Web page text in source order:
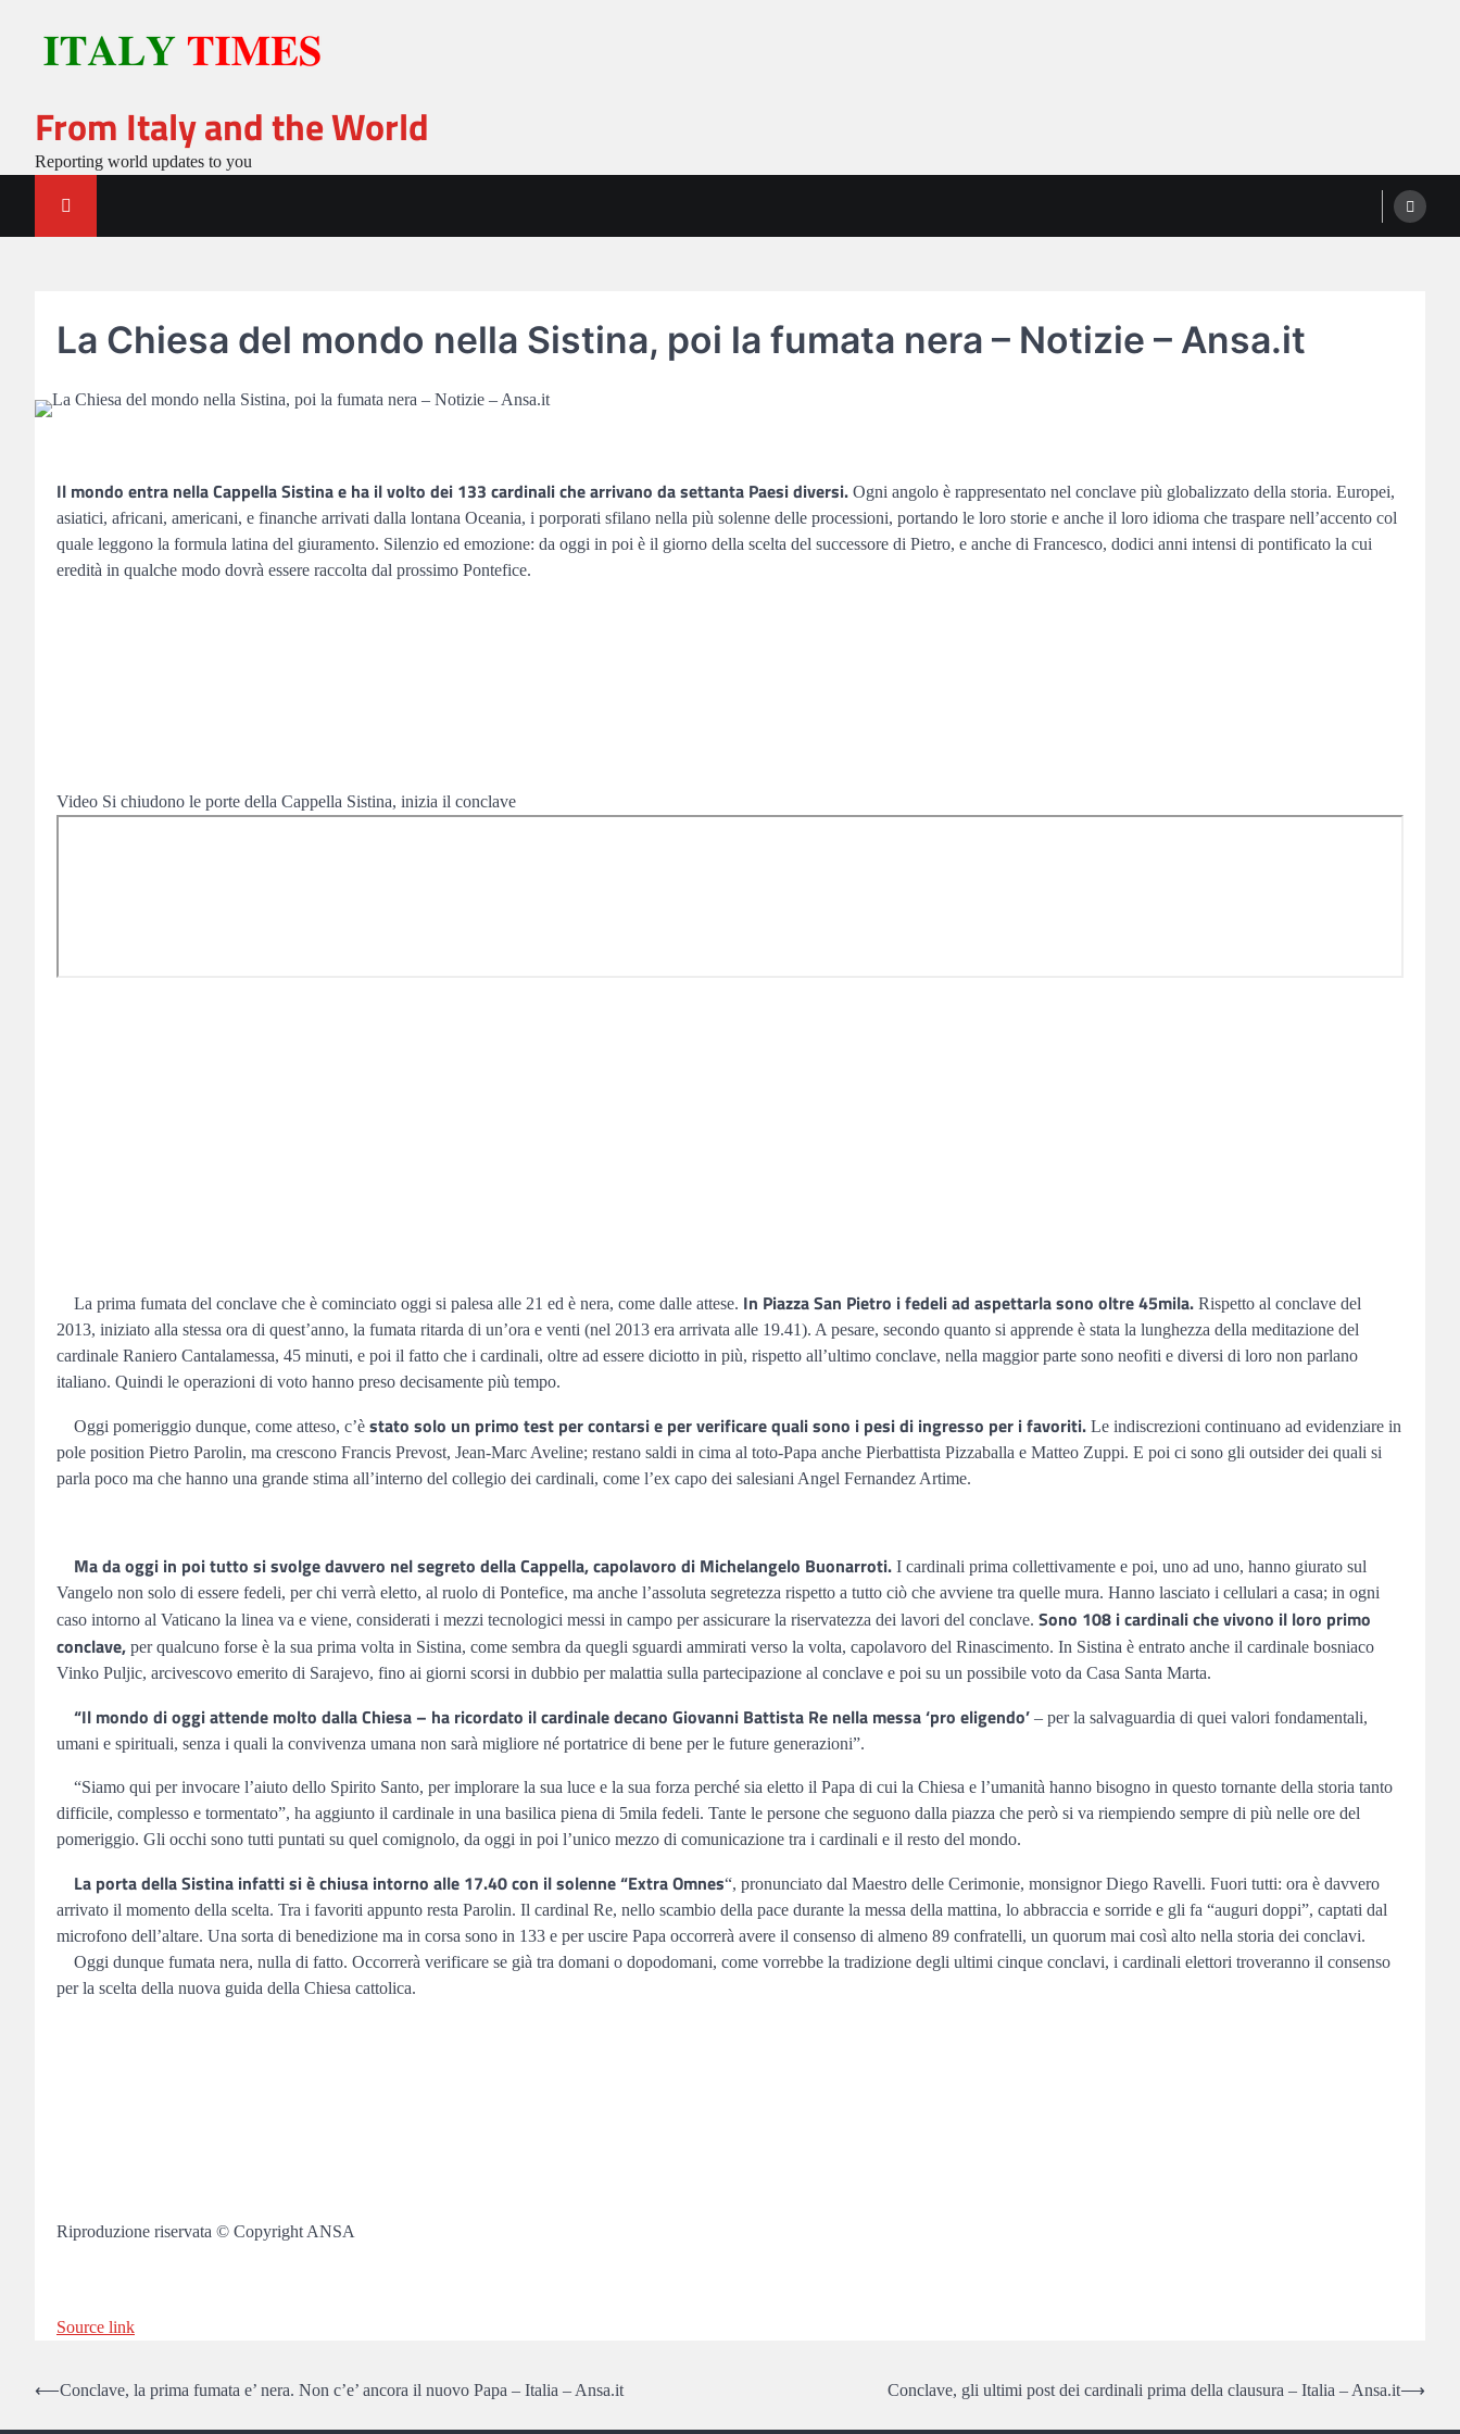
content
From Italy and the World
Reporting world updates to you
La Chiesa del mondo nella Sistina, poi la fumata nera – Notizie – Ansa.it
Il mondo entra nella Cappella Sistina e ha il volto dei 133 cardinali che arrivano da settanta Paesi diversi. Ogni angolo è rappresentato nel conclave più globalizzato della storia. Europei,
asiatici, africani, americani, e finanche arrivati dalla lontana Oceania, i porporati sfilano nella più solenne delle processioni, portando le loro storie e anche il loro idioma che traspare nell’accento col
quale leggono la formula latina del giuramento. Silenzio ed emozione: da oggi in poi è il giorno della scelta del successore di Pietro, e anche di Francesco, dodici anni intensi di pontificato la cui
eredità in qualche modo dovrà essere raccolta dal prossimo Pontefice.
Video Si chiudono le porte della Cappella Sistina, inizia il conclave
La prima fumata del conclave che è cominciato oggi si palesa alle 21 ed è nera, come dalle attese. In Piazza San Pietro i fedeli ad aspettarla sono oltre 45mila. Rispetto al conclave del
2013, iniziato alla stessa ora di quest’anno, la fumata ritarda di un’ora e venti (nel 2013 era arrivata alle 19.41). A pesare, secondo quanto si apprende è stata la lunghezza della meditazione del
cardinale Raniero Cantalamessa, 45 minuti, e poi il fatto che i cardinali, oltre ad essere diciotto in più, rispetto all’ultimo conclave, nella maggior parte sono neofiti e diversi di loro non parlano
italiano. Quindi le operazioni di voto hanno preso decisamente più tempo.
Oggi pomeriggio dunque, come atteso, c’è stato solo un primo test per contarsi e per verificare quali sono i pesi di ingresso per i favoriti. Le indiscrezioni continuano ad evidenziare in
pole position Pietro Parolin, ma crescono Francis Prevost, Jean-Marc Aveline; restano saldi in cima al toto-Papa anche Pierbattista Pizzaballa e Matteo Zuppi. E poi ci sono gli outsider dei quali si
parla poco ma che hanno una grande stima all’interno del collegio dei cardinali, come l’ex capo dei salesiani Angel Fernandez Artime.
Ma da oggi in poi tutto si svolge davvero nel segreto della Cappella, capolavoro di Michelangelo Buonarroti. I cardinali prima collettivamente e poi, uno ad uno, hanno giurato sul
Vangelo non solo di essere fedeli, per chi verrà eletto, al ruolo di Pontefice, ma anche l’assoluta segretezza rispetto a tutto ciò che avviene tra quelle mura. Hanno lasciato i cellulari a casa; in ogni
caso intorno al Vaticano la linea va e viene, considerati i mezzi tecnologici messi in campo per assicurare la riservatezza dei lavori del conclave. Sono 108 i cardinali che vivono il loro primo
conclave, per qualcuno forse è la sua prima volta in Sistina, come sembra da quegli sguardi ammirati verso la volta, capolavoro del Rinascimento. In Sistina è entrato anche il cardinale bosniaco
Vinko Puljic, arcivescovo emerito di Sarajevo, fino ai giorni scorsi in dubbio per malattia sulla partecipazione al conclave e poi su un possibile voto da Casa Santa Marta.
“Il mondo di oggi attende molto dalla Chiesa – ha ricordato il cardinale decano Giovanni Battista Re nella messa ‘pro eligendo’ – per la salvaguardia di quei valori fondamentali,
umani e spirituali, senza i quali la convivenza umana non sarà migliore né portatrice di bene per le future generazioni”.
“Siamo qui per invocare l’aiuto dello Spirito Santo, per implorare la sua luce e la sua forza perché sia eletto il Papa di cui la Chiesa e l’umanità hanno bisogno in questo tornante della storia tanto
difficile, complesso e tormentato”, ha aggiunto il cardinale in una basilica piena di 5mila fedeli. Tante le persone che seguono dalla piazza che però si va riempiendo sempre di più nelle ore del
pomeriggio. Gli occhi sono tutti puntati su quel comignolo, da oggi in poi l’unico mezzo di comunicazione tra i cardinali e il resto del mondo.
La porta della Sistina infatti si è chiusa intorno alle 17.40 con il solenne “Extra Omnes“, pronunciato dal Maestro delle Cerimonie, monsignor Diego Ravelli. Fuori tutti: ora è davvero
arrivato il momento della scelta. Tra i favoriti appunto resta Parolin. Il cardinal Re, nello scambio della pace durante la messa della mattina, lo abbraccia e sorride e gli fa “auguri doppi”, captati dal
microfono dell’altare. Una sorta di benedizione ma in corsa sono in 133 e per uscire Papa occorrerà avere il consenso di almeno 89 confratelli, un quorum mai così alto nella storia dei conclavi.
Oggi dunque fumata nera, nulla di fatto. Occorrerà verificare se già tra domani o dopodomani, come vorrebbe la tradizione degli ultimi cinque conclavi, i cardinali elettori troveranno il consenso
per la scelta della nuova guida della Chiesa cattolica.
Riproduzione riservata © Copyright ANSA
Source link
Post
navigation
⟵Conclave, la prima fumata e’ nera. Non c’e’ ancora il nuovo Papa – Italia – Ansa.it Conclave, gli ultimi post dei cardinali prima della clausura – Italia – Ansa.it⟶